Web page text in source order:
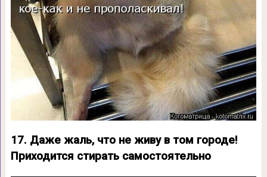
17. Даже жаль, что не живу в том городе!
Приходится стирать самостоятельно